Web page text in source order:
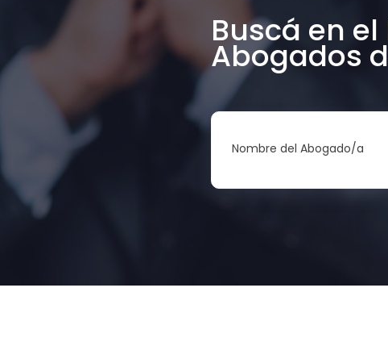
Buscá en
Abogados
Nombre del Abogado/a